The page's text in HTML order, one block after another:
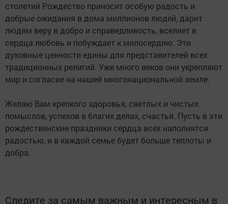
столетий Рождество приносит особую радость и
добрые ожидания в дома миллионов людей, дарит
людям веру в добро и справедливость, вселяет в
сердца любовь и побуждает к милосердию. Эти
духовные ценности едины для представителей всех
традиционных религий. Уже много веков они укрепляют
мир и согласие на нашей многонациональной земле.
Желаю Вам крепкого здоровья, светлых и чистых
помыслов, успехов в благих делах, счастья. Пусть в эти
рождественские праздники сердца всех наполнятся
радостью, и в каждой семье будет больше теплоты и
добра.
Следите за самым важным и интересным в